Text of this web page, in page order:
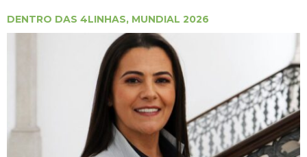
DENTRO DAS 4LINHAS, MUNDIAL 2026